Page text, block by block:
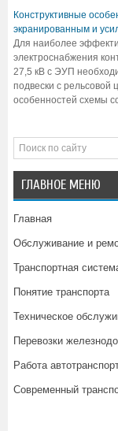
Конструктивные
экранированным и
Для наиболее
электроснабжения
27,5 кВ с ЭУП
подвески с рельсовой
особенностей схемы
ГЛАВНОЕ МЕНЮ
Главная
Обслуживание и
Транспортная
Понятие транспорта
Техническое
Перевозки
Работа
Современный